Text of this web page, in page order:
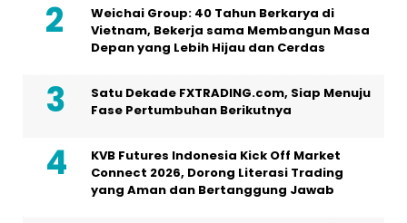
Weichai Group: 40 Tahun Berkarya di
Vietnam, Bekerja sama Membangun Masa
Depan yang Lebih Hijau dan Cerdas
Satu Dekade FXTRADING.com, Siap Menuju
Fase Pertumbuhan Berikutnya
KVB Futures Indonesia Kick Off Market
Connect 2026, Dorong Literasi Trading
yang Aman dan Bertanggung Jawab